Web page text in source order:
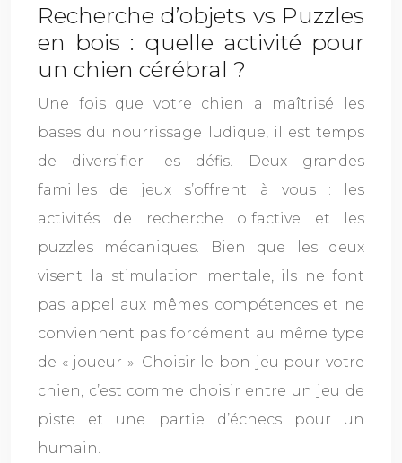
Recherche d’objets vs Puzzles
en bois : quelle activité pour
un chien cérébral ?
Une fois que votre chien a maîtrisé les
bases du nourrissage ludique, il est temps
de diversifier les défis. Deux grandes
familles de jeux s’offrent à vous : les
activités de recherche olfactive et les
puzzles mécaniques. Bien que les deux
visent la stimulation mentale, ils ne font
pas appel aux mêmes compétences et ne
conviennent pas forcément au même type
de « joueur ». Choisir le bon jeu pour votre
chien, c’est comme choisir entre un jeu de
piste et une partie d’échecs pour un
humain.